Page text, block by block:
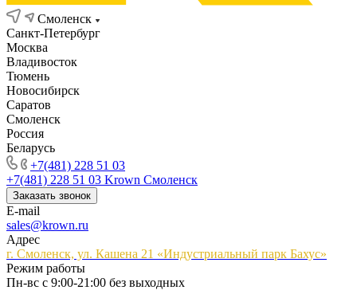
Смоленск
Санкт-Петербург
Москва
Владивосток
Тюмень
Новосибирск
Саратов
Смоленск
Россия
Беларусь
+7(481) 228 51 03
+7(481) 228 51 03 Krown Смоленск
Заказать звонок
E-mail
sales@krown.ru
Адрес
г. Смоленск, ул. Кашена 21 «Индустриальный парк Бахус»
Режим работы
Пн-вс с 9:00-21:00 без выходных